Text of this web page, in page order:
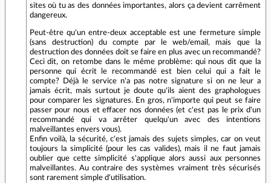
sites où tu as des données importantes, alors ça devient carrêment
dangereux.
Peut-être qu'un entre-deux acceptable est une fermeture simple
(sans destruction) du compte par le web/email, mais que la
destruction des données doit se faire en plus avec un recommandé?
Ceci dit, on retombe dans le même problème: qui nous dit que la
personne qui écrit le recommandé est bien celui qui a fait le
compte? Déjà le service n'a pas notre signature si on ne leur a
jamais écrit, mais surtout je doute qu'ils aient des graphologues
pour comparer les signatures. En gros, n'importe qui peut se faire
passer pour nous et effacer nos données (et c'est pas le prix d'un
recommandé qui va arrêter quelqu'un avec des intentions
malveillantes envers vous).
Enfin voilà, la sécurité, c'est jamais des sujets simples, car on veut
toujours la simplicité (pour les cas valides), mais il ne faut jamais
oublier que cette simplicité s'applique alors aussi aux personnes
malveillantes. Au contraire des systèmes vraiment très sécurisés
sont rarement simple d'utilisation.